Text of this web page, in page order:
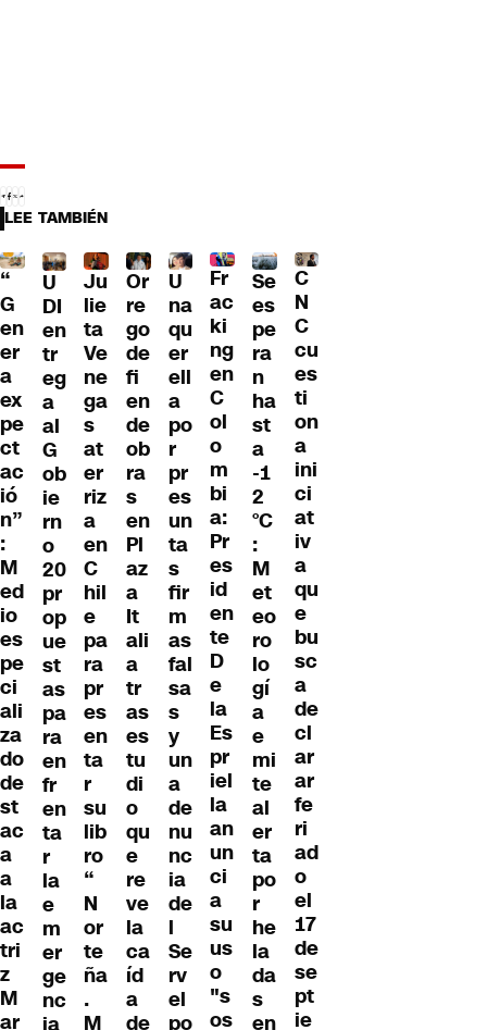
LEE TAMBIÉN
“
G
en
er
a
ex
pe
ct
ac
ió
n”
:
M
ed
io
es
pe
ci
ali
za
do
de
st
ac
a
a
la
ac
tri
z
M
ar
U
DI
en
tr
eg
a
al
G
ob
ie
rn
o
20
pr
op
ue
st
as
pa
ra
en
fr
en
ta
r
la
e
m
er
ge
nc
Ju
lie
ta
Ve
ne
ga
s
at
er
riz
a
en
C
hil
e
pa
ra
pr
es
en
ta
r
su
lib
ro
“
N
or
te
ña
.
M
Or
re
go
de
fi
en
de
ob
ra
s
en
Pl
az
a
It
ali
a
tr
as
es
tu
di
o
qu
e
re
ve
la
ca
íd
a
de
U
na
qu
er
ell
a
po
r
pr
es
un
ta
s
fir
m
as
fal
sa
s
y
un
a
de
nu
nc
ia
de
l
Se
rv
el
po
Fr
ac
ki
ng
en
C
ol
o
m
bi
a:
Pr
es
id
en
te
D
e
la
Es
pr
iel
la
an
un
ci
a
su
us
o
"s
os
Se
es
pe
ra
n
ha
st
a
-1
2
°C
:
M
et
eo
ro
lo
gí
a
e
mi
te
al
er
ta
po
r
he
la
da
s
en
C
N
C
cu
es
ti
on
a
ini
ci
at
iv
a
qu
e
bu
sc
a
de
cl
ar
ar
fe
ri
ad
o
el
17
de
se
pt
ie